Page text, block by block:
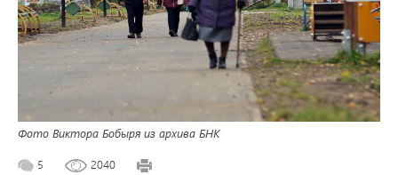
Фото Виктора Бобыря из архива БНК
5 2040